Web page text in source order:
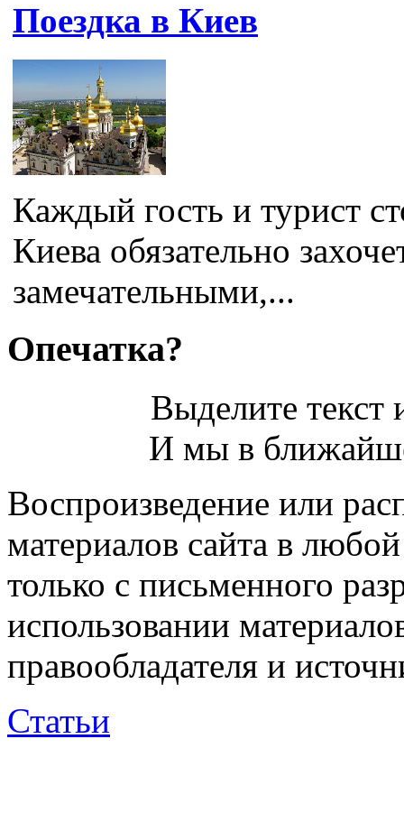
Поездка в Киев
Каждый гость и турист
Киева обязательно
замечательными,...
Опечатка?
Выделите
И мы в
Воспроизведение или
материалов сайта в
только с письменного
использовании
правообладателя и
Статьи